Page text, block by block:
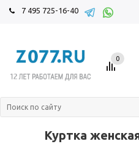
7 495 725-16-40
0
Куртка